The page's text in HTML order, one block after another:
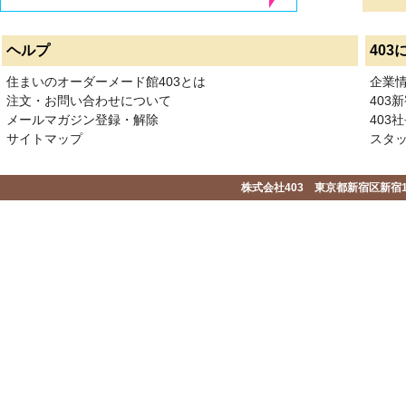
ヘルプ 403
住まいのオーダーメード館403とは
注文・お問い合わせについて
メールマガジン登録・解除
サイトマップ
企業
403
403
スタ
株式会社403 東京都新宿区新